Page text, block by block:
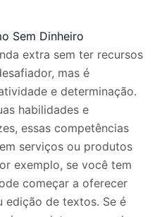
Sem Dinheiro
extra sem ter recursos
mas é
e determinação.
habilidades e
essas competências
serviços ou produtos
exemplo, se você tem
começar a oferecer
edição de textos. Se é